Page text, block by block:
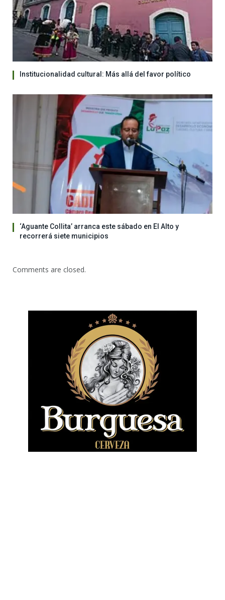
Institucionalidad cultural: Más allá del favor político
‘Aguante Collita’ arranca este sábado en El Alto y
recorrerá siete municipios
Comments are closed.